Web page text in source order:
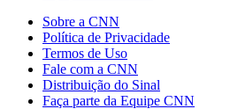
Sobre a CNN
Política de Privacidade
Termos de Uso
Fale com a CNN
Distribuição do Sinal
Faça parte da Equipe CNN